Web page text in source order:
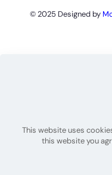
© 2025 Designed by
This website uses
this website you